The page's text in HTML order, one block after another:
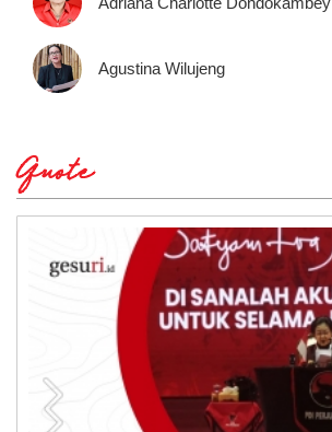
Agustina Wilujeng
Quote